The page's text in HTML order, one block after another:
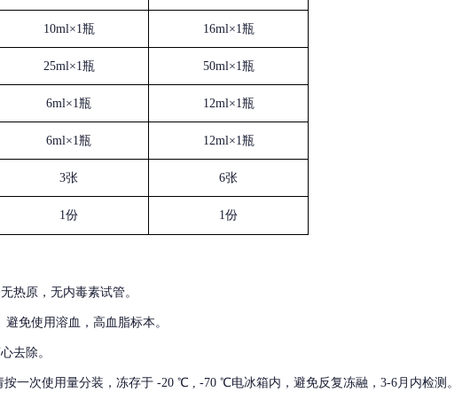
10ml×1瓶 16ml×1瓶
25ml×1瓶 50ml×1瓶
6ml×1瓶 12ml×1瓶
6ml×1瓶 12ml×1瓶
3张 6张
1份 1份
热原，无内毒素试管。
避免使用溶血，高血脂标本。
去除。
一次使用量分装，冻存于 -20 ℃ , -70 ℃电冰箱内，避免反复冻融，3-6月内检测。